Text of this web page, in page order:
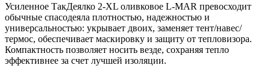
Усиленное ТакДеялко 2-XL оливковое L-MAR превосходит
обычные спасодеяла плотностью, надежностью и
универсальностью: укрывает двоих, заменяет тент/навес/
термос, обеспечивает маскировку и защиту от тепловизора.
Компактность позволяет носить везде, сохраняя тепло
эффективнее за счет лучшей изоляции.